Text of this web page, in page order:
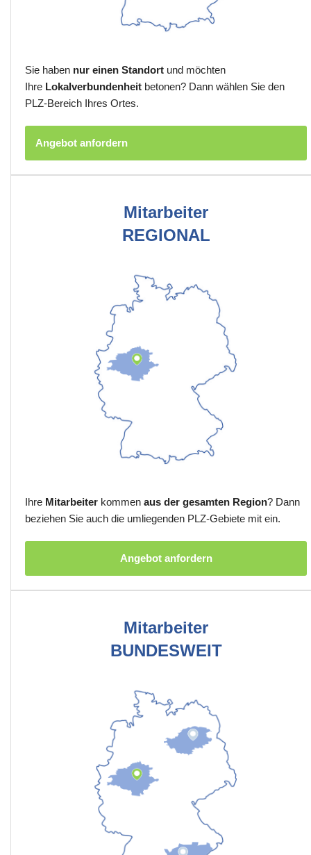
Sie haben nur einen Standort und möchten
Ihre Lokalverbundenheit betonen? Dann wählen Sie den
PLZ-Bereich Ihres Ortes.
Angebot anfordern
Mitarbeiter
REGIONAL
Ihre Mitarbeiter kommen aus der gesamten Region? Dann
beziehen Sie auch die umliegenden PLZ-Gebiete mit ein.
Angebot anfordern
Mitarbeiter
BUNDESWEIT